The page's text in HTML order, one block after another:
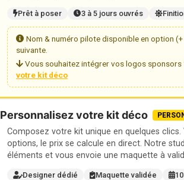
Prêt à poser 3 à 5 jours ouvrés
Nom & numéro pilote disponible en option (+
suivante.
Vous souhaitez intégrer vos logos sponsors
votre kit déco
Personnalisez votre kit déco
Composez votre kit unique en quelques
options, le prix se calcule en direct. Notre
éléments et vous envoie une maquette à
Designer dédié Maquette validée